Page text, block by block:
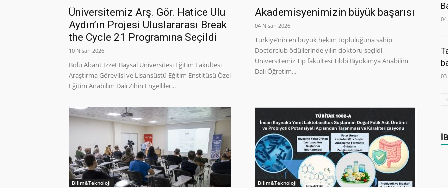
Üniversitemiz Arş. Gör. Hatice Ulu
Aydın’ın Projesi Uluslararası Break
the Cycle 21 Programına Seçildi
10 Nisan 2026
Bolu Abant İzzet Baysal Üniversitesi Eğitim Fakültesi
Araştırma Görevlisi ve Lisansüstü Eğitim Enstitüsü Özel
Eğitim Anabilim Dalı Zihin Engelliler...
Akademisyenimizin büyük başarısı
04 Nisan 2026
Türkiye’nin en büyük hekim topluluğuna sahip
Doctorclub ödüllerinde yılın doktoru seçildi
Üniversitemiz Tıp fakültesi Tıbbi Biyokimya Anabilim
Dalı Öğretim...
Bilim&Teknoloji Bilim&Teknoloji